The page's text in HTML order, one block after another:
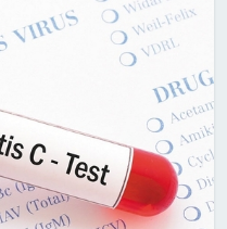
امام جمعه قم: همسایگان
آنها را تهدید می کند